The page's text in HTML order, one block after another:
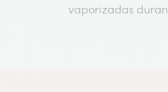
vaporizadas